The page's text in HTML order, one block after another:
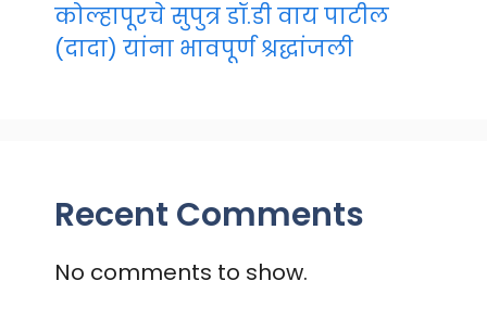
कोल्हापूरचे सुपुत्र डॉ.डी वाय पाटील
(दादा) यांना भावपूर्ण श्रद्धांजली
Recent Comments
No comments to show.